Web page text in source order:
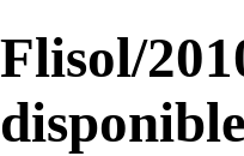
Flisol/